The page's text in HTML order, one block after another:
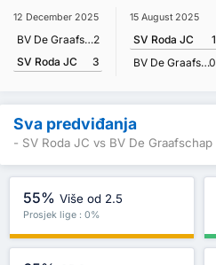
12 December 2025
BV De Graafschap2
SV Roda JC
3
15 August 2025
SV Roda JC
1
BV De Graafschap0
Sva predviđanja
- SV Roda JC vs BV De Graafschap
55% Više od 2.5
Prosjek lige : 0%